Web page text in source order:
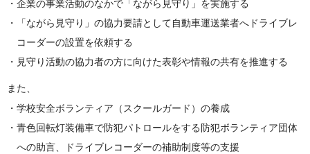
企業の事業活動のなかで「ながら見守り」を実施する
「ながら見守り」の協力要請として自動車運送業者へドライブレ
コーダーの設置を依頼する
見守り活動の協力者の方に向けた表彰や情報の共有を推進する
また、
学校安全ボランティア（スクールガード）の養成
青色回転灯装備車で防犯パトロールをする防犯ボランティア団体
への助言、ドライブレコーダーの補助制度等の支援